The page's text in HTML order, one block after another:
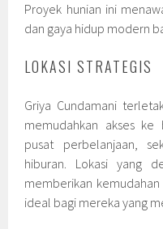
Proyek hunian ini
dan gaya hidup modern
LOKASI STRATEGIS
Griya Cundamani
memudahkan akses
pusat perbelanjaan,
hiburan. Lokasi yang
memberikan
ideal bagi mereka yang